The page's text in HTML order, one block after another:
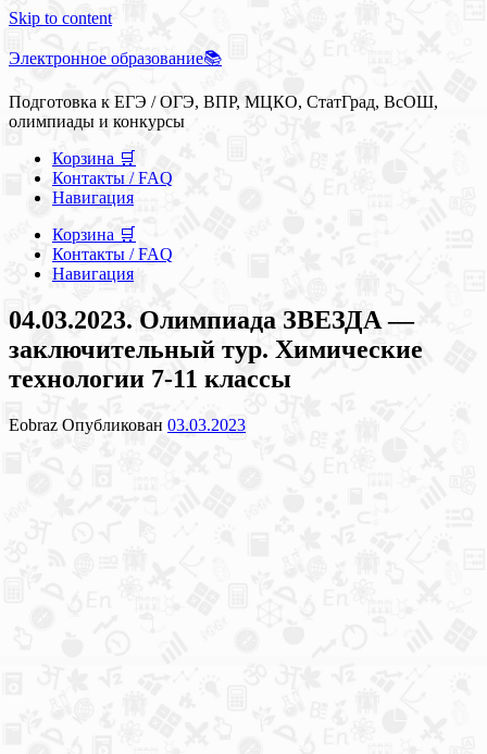
Skip to content
Электронное образование📚
Подготовка к ЕГЭ / ОГЭ, ВПР, МЦКО, СтатГрад, ВсОШ,
олимпиады и конкурсы
Корзина 🛒
Контакты / FAQ
Навигация
Корзина 🛒
Контакты / FAQ
Навигация
04.03.2023. Олимпиада ЗВЕЗДА —
заключительный тур. Химические
технологии 7-11 классы
Eobraz Опубликован 03.03.2023